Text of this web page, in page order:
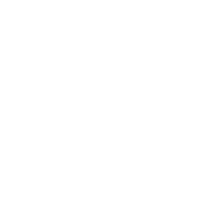
interinstitucional, en favor de las políticas